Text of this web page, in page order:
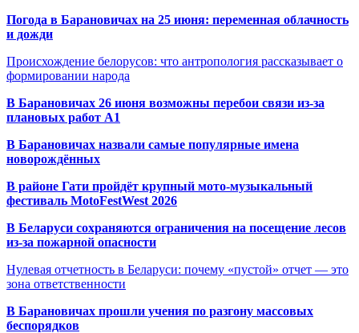
Погода в Барановичах на 25 июня: переменная облачность
и дожди
Происхождение белорусов: что антропология рассказывает о
формировании народа
В Барановичах 26 июня возможны перебои связи из-за
плановых работ A1
В Барановичах назвали самые популярные имена
новорождённых
В районе Гати пройдёт крупный мото-музыкальный
фестиваль MotoFestWest 2026
В Беларуси сохраняются ограничения на посещение лесов
из-за пожарной опасности
Нулевая отчетность в Беларуси: почему «пустой» отчет — это
зона ответственности
В Барановичах прошли учения по разгону массовых
беспорядков